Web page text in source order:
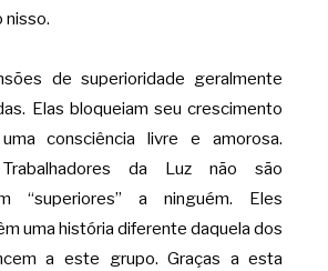
nisso.
de superioridade geralmente
Elas bloqueiam seu crescimento
consciência livre e amorosa.
da Luz não são
“superiores” a ninguém. Eles
uma história diferente daquela dos
a este grupo. Graças a esta